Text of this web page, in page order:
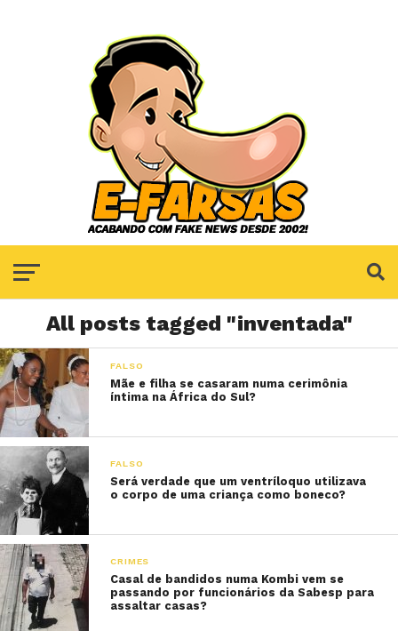
All posts tagged "inventada"
FALSO
Mãe e filha se casaram numa cerimônia
íntima na África do Sul?
FALSO
Será verdade que um ventríloquo utilizava
o corpo de uma criança como boneco?
CRIMES
Casal de bandidos numa Kombi vem se
passando por funcionários da Sabesp para
assaltar casas?